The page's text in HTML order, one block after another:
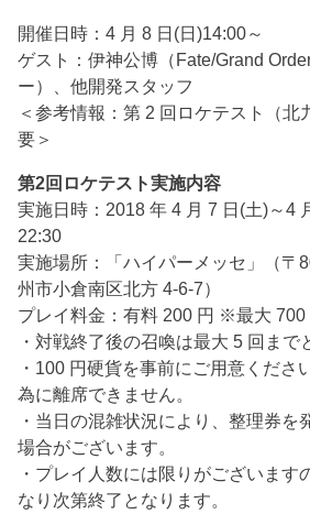
開催日時：4 月 8 日(日)14:00～
ゲスト：伊神公博（Fate/Grand
ー）、他開発スタッフ
＜参考情報：第 2 回ロケテスト（北
要＞
第2回ロケテスト実施内容
実施日時：2018 年 4 月 7 日(土)～4
22:30
実施場所：「ハイパーメッセ」（〒
州市小倉南区北方 4-6-7）
プレイ料金：有料 200 円 ※最大 700
・対戦終了後の召喚は最大 5 回まで
・100 円硬貨を事前にご用意くださ
為に離席できません。
・当日の混雑状況により、整理券を
場合がございます。
・プレイ人数には限りがございます
なり次第終了となります。